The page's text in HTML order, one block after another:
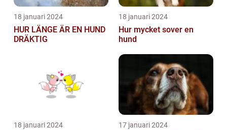
18 januari 2024
HUR LÄNGE ÄR EN HUND
DRÄKTIG
18 januari 2024
Hur mycket sover en
hund
18 januari 2024 17 januari 2024